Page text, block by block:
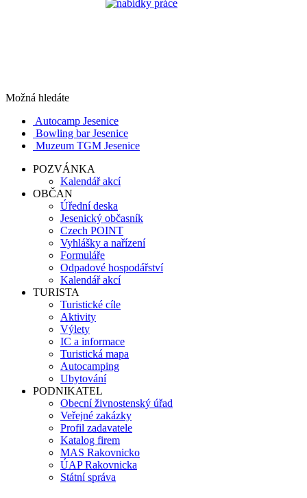
Možná hledáte
Autocamp Jesenice
Bowling bar Jesenice
Muzeum TGM Jesenice
POZVÁNKA
Kalendář akcí
OBČAN
Úřední deska
Jesenický občasník
Czech POINT
Vyhlášky a nařízení
Formuláře
Odpadové hospodářství
Kalendář akcí
TURISTA
Turistické cíle
Aktivity
Výlety
IC a informace
Turistická mapa
Autocamping
Ubytování
PODNIKATEL
Obecní živnostenský úřad
Veřejné zakázky
Profil zadavatele
Katalog firem
MAS Rakovnicko
ÚAP Rakovnicka
Státní správa